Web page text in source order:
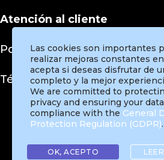
Atención al cliente
Políticas de privacidad
Términos y condiciones
InstagramFacebook Twitter Pinterest TikTok
Las cookies son importantes
realizar mejoras constantes
acepta si deseas disfrutar de
completo y la mejor
We are committed to
privacy and ensuring your
compliance with the General
Protection Regulation (GDPR).
OK, ACEPTO